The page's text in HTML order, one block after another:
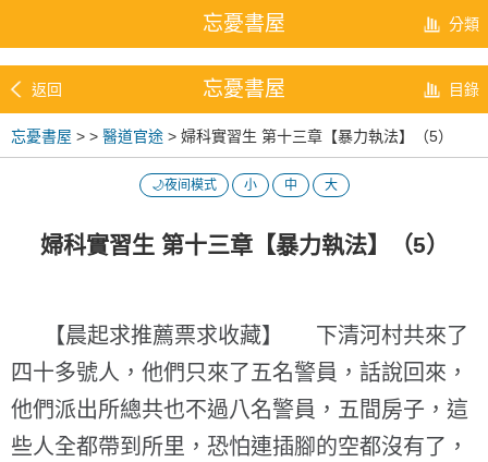
忘憂書屋 分類
返回 忘憂書屋 目錄
忘憂書屋 > > 醫道官途 > 婦科實習生 第十三章【暴力執法】（5）
🌙夜间模式 小 中 大
婦科實習生 第十三章【暴力執法】（5）
【晨起求推薦票求收藏】 下清河村共來了
四十多號人，他們只來了五名警員，話說回來，
他們派出所總共也不過八名警員，五間房子，這
些人全都帶到所里，恐怕連插腳的空都沒有了，